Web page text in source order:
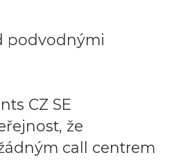
podvodnými
CZ SE
že
call centrem